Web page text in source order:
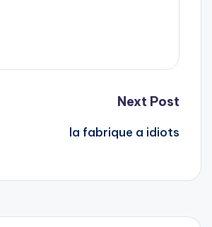
Next Post
la fabrique a idiots